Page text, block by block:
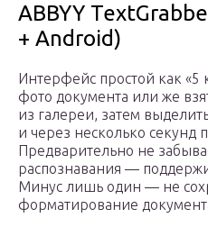
ABBYY
+ Android)
Интерфейс простой как
фото документа или же
из галереи, затем
и через несколько секунд
Предварительно не
распознавания —
Минус лишь один — не
форматирование